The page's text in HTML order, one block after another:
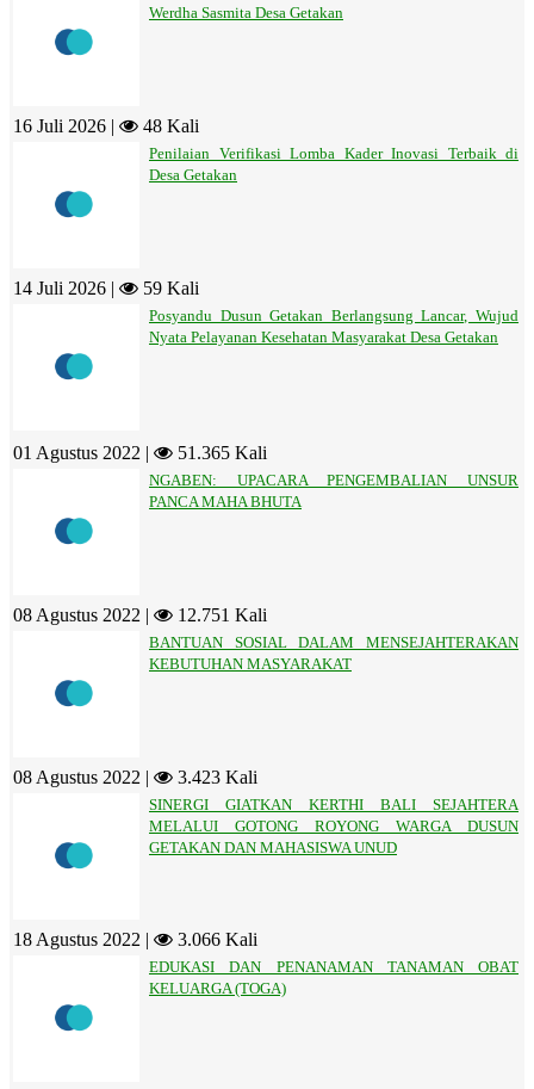
Werdha Sasmita Desa Getakan
16 Juli 2026 | 48 Kali
Penilaian Verifikasi Lomba Kader Inovasi Terbaik di
Desa Getakan
14 Juli 2026 | 59 Kali
Posyandu Dusun Getakan Berlangsung Lancar, Wujud
Nyata Pelayanan Kesehatan Masyarakat Desa Getakan
01 Agustus 2022 | 51.365 Kali
NGABEN: UPACARA PENGEMBALIAN UNSUR
PANCA MAHA BHUTA
08 Agustus 2022 | 12.751 Kali
BANTUAN SOSIAL DALAM MENSEJAHTERAKAN
KEBUTUHAN MASYARAKAT
08 Agustus 2022 | 3.423 Kali
SINERGI GIATKAN KERTHI BALI SEJAHTERA
MELALUI GOTONG ROYONG WARGA DUSUN
GETAKAN DAN MAHASISWA UNUD
18 Agustus 2022 | 3.066 Kali
EDUKASI DAN PENANAMAN TANAMAN OBAT
KELUARGA (TOGA)